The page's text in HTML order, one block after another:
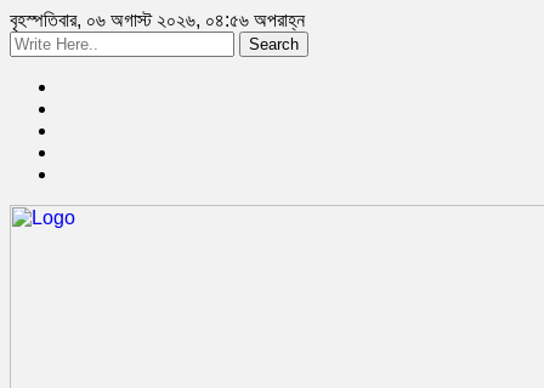
বৃহস্পতিবার, ০৬ অগাস্ট ২০২৬, ০৪:৫৬ অপরাহ্ন
Search